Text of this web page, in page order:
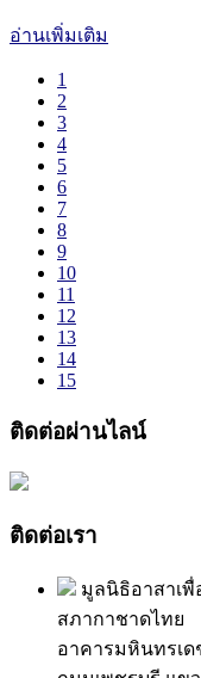
อ่านเพิ่มเติม
1
2
3
4
5
6
7
8
9
10
11
12
13
14
15
ติดต่อผ่านไลน์
ติดต่อเรา
มูลนิธิอาสาเพื่
สภากาชาดไทย
อาคารมหินทรเด